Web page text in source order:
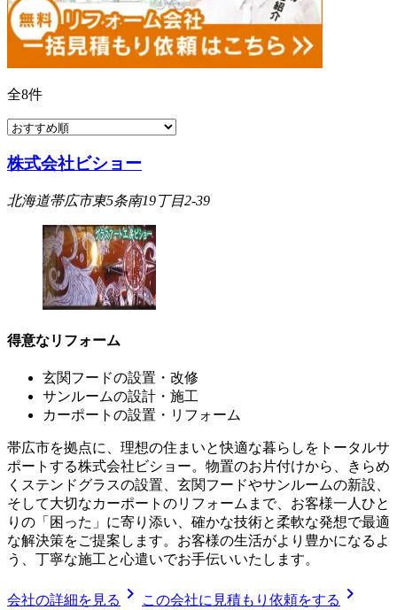
全8件
株式会社ビショー
北海道帯広市東5条南19丁目2-39
得意なリフォーム
玄関フードの設置・改修
サンルームの設計・施工
カーポートの設置・リフォーム
帯広市を拠点に、理想の住まいと快適な暮らしをトータルサ
ポートする株式会社ビショー。物置のお片付けから、きらめ
くステンドグラスの設置、玄関フードやサンルームの新設、
そして大切なカーポートのリフォームまで、お客様一人ひと
りの「困った」に寄り添い、確かな技術と柔軟な発想で最適
な解決策をご提案します。お客様の生活がより豊かになるよ
う、丁寧な施工と心遣いでお手伝いいたします。
会社の詳細を見る chevron_right この会社に見積もり依頼をする chevron_right